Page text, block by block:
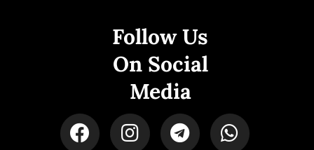
Follow Us
On Social
Media